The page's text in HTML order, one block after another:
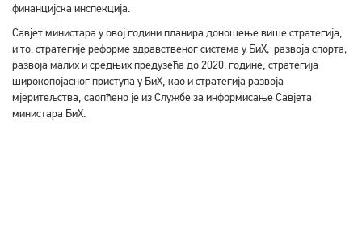
финанцијска инспекција.
Савјет министара у овој години планира доношење више стратегија,
и то: стратегије реформе здравственог система у БиХ; развоја спорта;
развоја малих и средњих предузећа до 2020. године, стратегија
широкопојасног приступа у БиХ, као и стратегија развоја
мјеритељства, саопћено је из Службе за информисање Савјета
министара БиХ.